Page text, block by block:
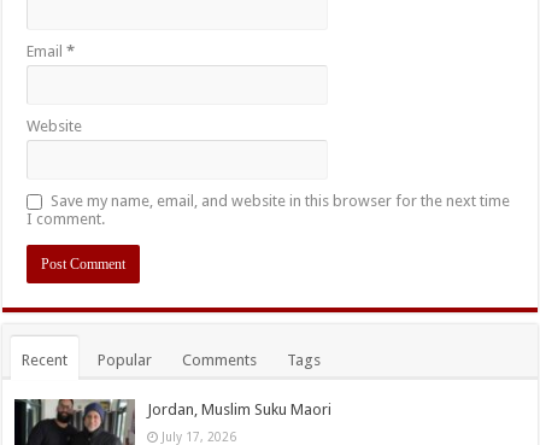
Email*
Website
Save my name, email, and website in this browser for the next time
I comment.
Recent Popular Comments Tags
Jordan, Muslim Suku Maori
July 17, 2026